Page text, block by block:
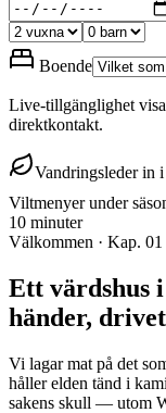
Boende
Live-tillgänglighet
direktkontakt.
Vandringsleder in i
Viltmenyer under
10 minuter
Välkommen · Kap. 01
Ett värdshus
händer,
Vi lagar mat på det
håller elden tänd i
sakens skull — utom